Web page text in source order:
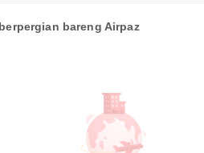
bareng Airpaz